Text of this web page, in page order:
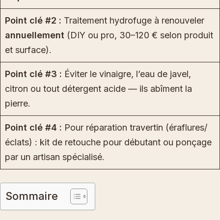
Point clé #2 : Traitement hydrofuge à renouveler
annuellement (DIY ou pro, 30–120 € selon produit
et surface).
Point clé #3 : Éviter le vinaigre, l’eau de javel,
citron ou tout détergent acide — ils abîment la
pierre.
Point clé #4 : Pour réparation travertin (éraflures/
éclats) : kit de retouche pour débutant ou ponçage
par un artisan spécialisé.
Sommaire